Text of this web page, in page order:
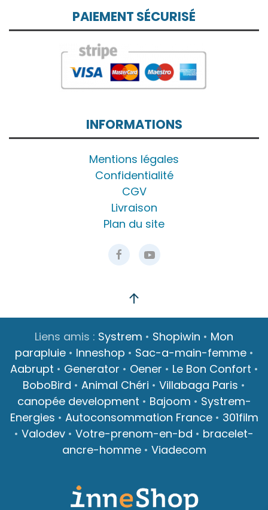
PAIEMENT SÉCURISÉ
INFORMATIONS
Mentions légales
Confidentialité
CGV
Livraison
Plan du site
Liens amis : Systrem • Shopiwin • Mon
parapluie• Inneshop • Sac-a-main-femme•
Aabrupt • Generator • Oener • Le Bon Confort •
BoboBird • Animal Chéri • Villabaga Paris •
canopée development • Bajoom • Systrem-
Energies • Autoconsommation France• 301film
• Valodev • Votre-prenom-en-bd • bracelet-
ancre-homme• Viadecom